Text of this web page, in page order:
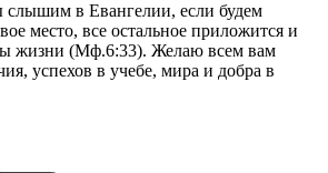
слышим в Евангелии, если будем
место, все остальное приложится и
жизни (Мф.6:33). Желаю всем вам
успехов в учебе, мира и добра в